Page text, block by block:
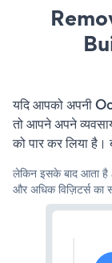
यदि आपको अपनी
तो आपने अपने
को पार कर लिया है।
लेकिन इसके बाद
और अधिक विज़िटर्स का